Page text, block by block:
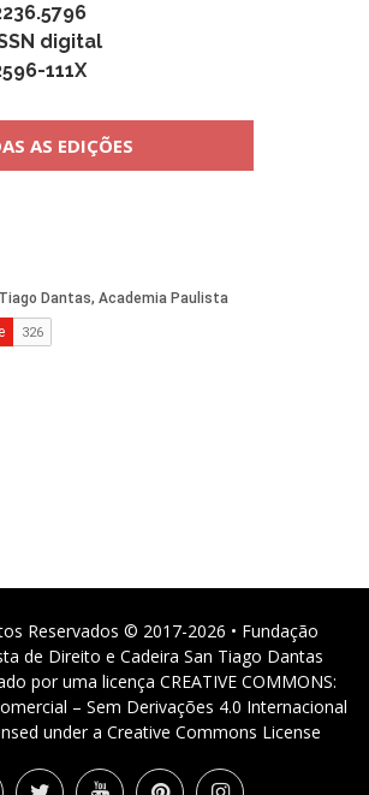
digital
111X
AS EDIÇÕES
Reservados © 2017-2026 • Fundação
de Direito e Cadeira San Tiago Dantas
por uma licença CREATIVE COMMONS:
– Sem Derivações 4.0 Internacional
under a Creative Commons License